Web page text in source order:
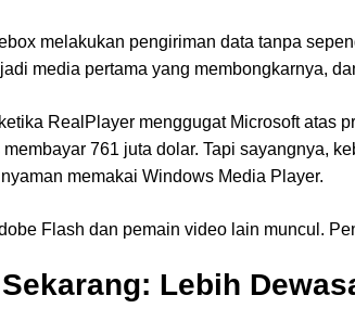
melakukan pengiriman data tanpa
media pertama yang membongkarnya,
RealPlayer menggugat Microsoft atas
761 juta dolar. Tapi sayangnya,
memakai Windows Media Player.
Flash dan pemain video lain muncul.
Lebih